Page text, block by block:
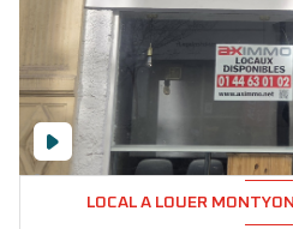
LOCAL A LOUER